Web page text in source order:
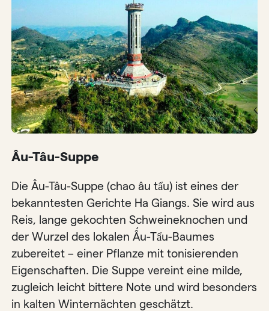
Âu-Tâu-Suppe
Die Âu-Tâu-Suppe (chao âu tẩu) ist eines der
bekanntesten Gerichte Ha Giangs. Sie wird aus
Reis, lange gekochten Schweineknochen und
der Wurzel des lokalen Ấu-Tẩu-Baumes
zubereitet – einer Pflanze mit tonisierenden
Eigenschaften. Die Suppe vereint eine milde,
zugleich leicht bittere Note und wird besonders
in kalten Winternächten geschätzt.